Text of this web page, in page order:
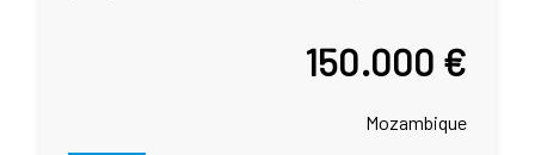
150.000 €
Mozambique